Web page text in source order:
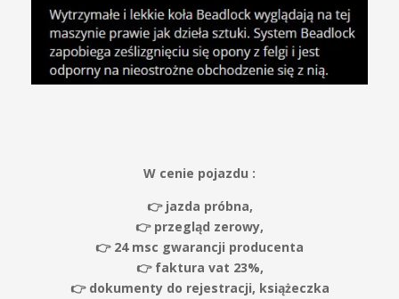
W cenie pojazdu :
👉 jazda próbna,
👉 przegląd zerowy,
👉 24 msc gwarancji producenta
👉 faktura vat 23%,
👉 dokumenty do rejestracji, książeczka